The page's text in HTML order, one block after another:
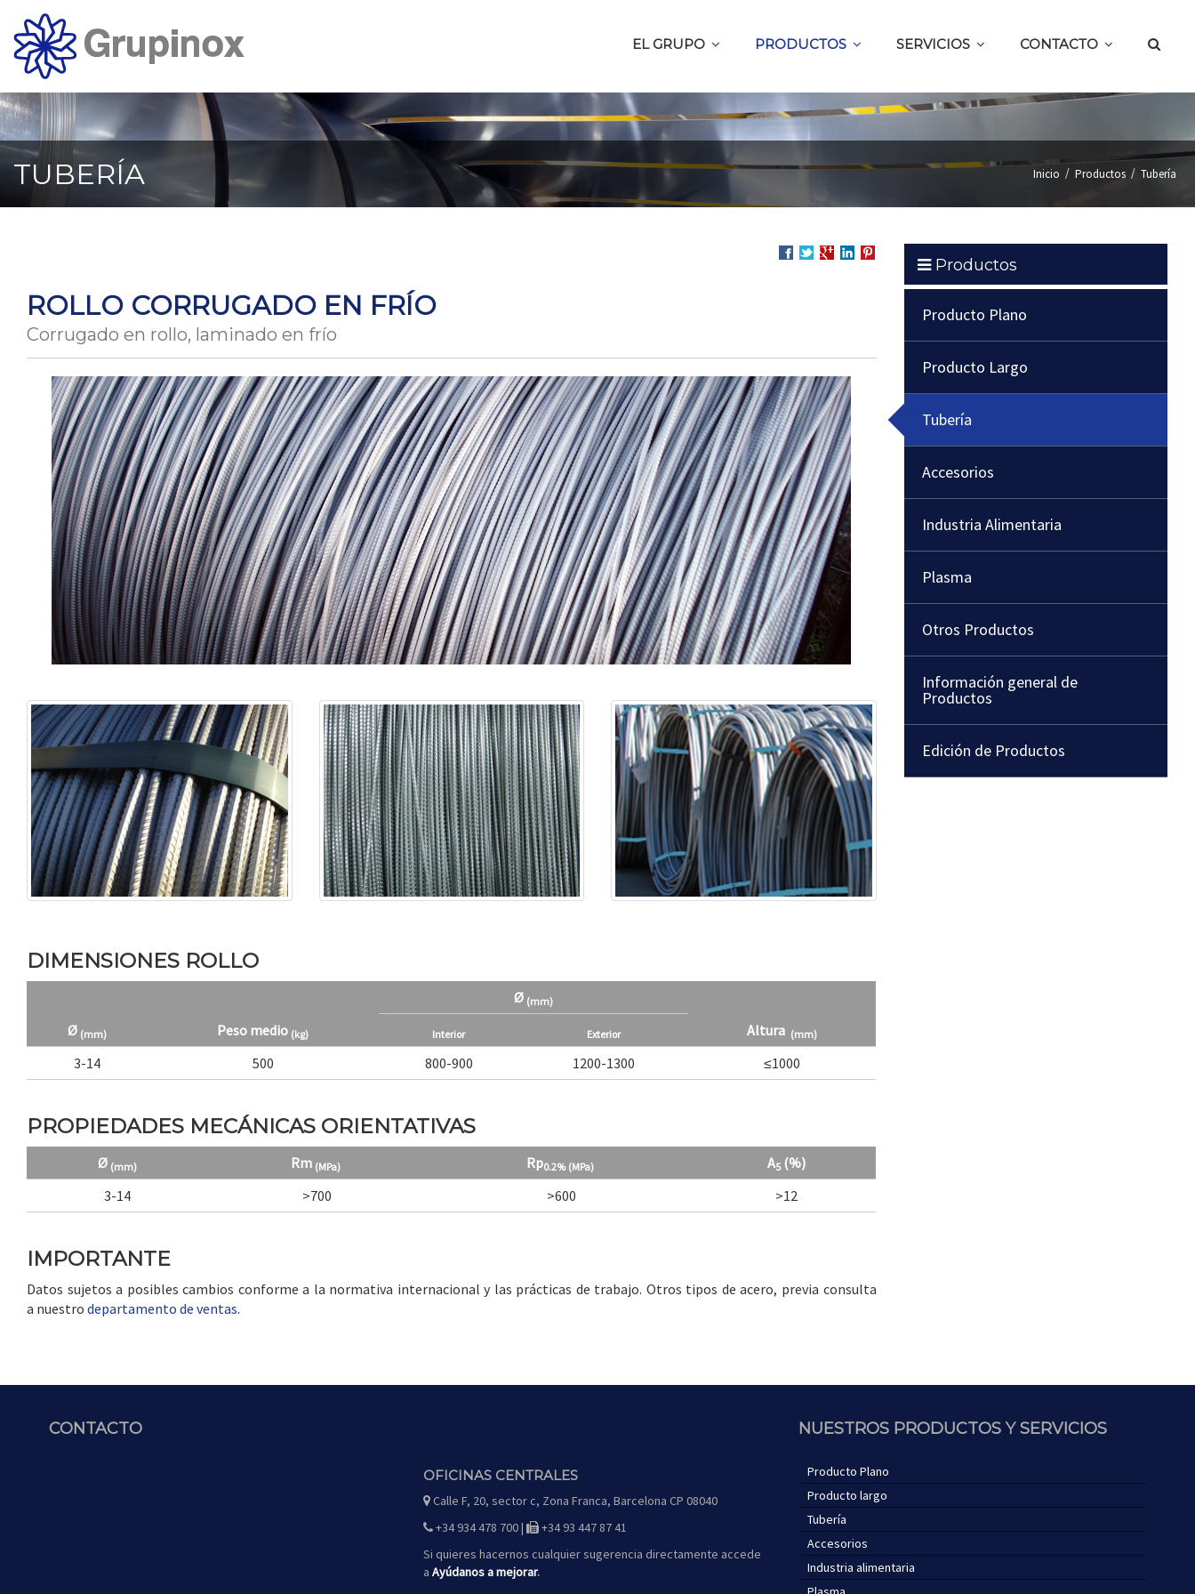
contenido
principal
la
página
EL GRUPO PRODUCTOS SERVICIOS CONTACTO
TUBERÍA Inicio / Productos / Tubería
ROLLO CORRUGADO EN FRÍO
Corrugado en rollo, laminado en frío
DIMENSIONES ROLLO
Ø (mm) Peso medio (kg)
Ø (mm)
Altura (mm)
Interior Exterior
3-14 500 800-900 1200-1300 ≤1000
PROPIEDADES MECÁNICAS ORIENTATIVAS
Ø (mm) Rm (MPa) Rp0.2% (MPa) A5(%)
3-14
>700 >600 >12
IMPORTANTE
Datos sujetos a posibles cambios conforme a la normativa internacional y las prácticas de trabajo. Otros tipos de acero, previa consulta
a nuestro departamento de ventas.
Productos
Producto Plano
Producto Largo
Tubería
Accesorios
Industria Alimentaria
Plasma
Otros Productos
Información general de
Productos
Edición de Productos
CONTACTO
OFICINAS CENTRALES
icono
mapa
Calle F, 20, sector c, Zona Franca, Barcelona CP 08040
icono
teléfono
+34 934 478 700 |
icono
fax
+34 93 447 87 41
Si quieres hacernos cualquier sugerencia directamente accede
aAyúdanos a mejorar.
NUESTROS PRODUCTOS Y SERVICIOS
Producto Plano
Producto largo
Tubería
Accesorios
Industria alimentaria